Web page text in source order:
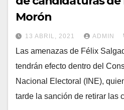
Morón
13 ABRIL, 2021 ADMIN
Las amenazas de Félix
tendrán efecto dentro del
Nacional Electoral (INE),
tarde la sanción de retirar las